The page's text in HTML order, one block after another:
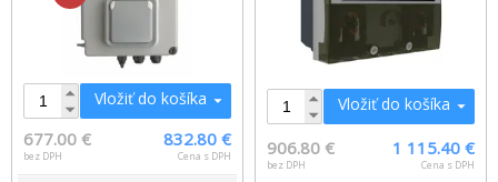
Vložiť do košíka
677.00 €
bez DPH
832.80 €
Cena s DPH
Vložiť do košíka
906.80 €
bez DPH
1 115.40 €
Cena s DPH